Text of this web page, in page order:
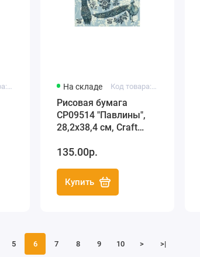
На складе
Рисовая бумага
CP09514 "Павлины",
28,2х38,4 см, Craft
135.00р.
Купить
5 6 7 8 9 10 > >|